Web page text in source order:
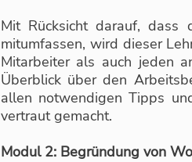
Mit Rücksicht darauf, dass
mitumfassen, wird dieser
Mitarbeiter als auch jeden
Überblick über den
allen notwendigen Tipps
vertraut gemacht.
Modul 2: Begründung von